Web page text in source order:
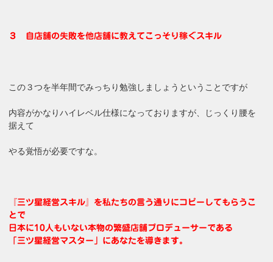
３ 自店舗の失敗を他店舗に教えてこっそり稼ぐスキル
この３つを半年間でみっちり勉強しましょうということですが
内容がかなりハイレベル仕様になっておりますが、じっくり腰を
据えて
やる覚悟が必要ですな。
『三ツ星経営スキル』を私たちの言う通りにコピーしてもらうこ
とで
日本に10人もいない本物の繁盛店舗プロデューサーである
「三ツ星経営マスター」にあなたを導きます。